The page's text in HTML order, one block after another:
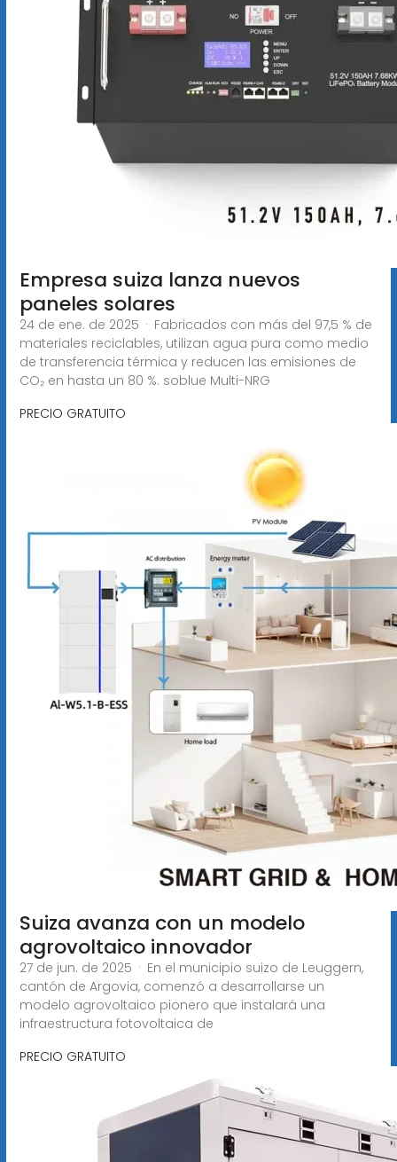
Empresa suiza lanza nuevos
paneles solares
24 de ene. de 2025 · Fabricados con más del 97,5 % de
materiales reciclables, utilizan agua pura como medio
de transferencia térmica y reducen las emisiones de
CO₂ en hasta un 80 %. soblue Multi-NRG
PRECIO GRATUITO
Suiza avanza con un modelo
agrovoltaico innovador
27 de jun. de 2025 · En el municipio suizo de Leuggern,
cantón de Argovia, comenzó a desarrollarse un
modelo agrovoltaico pionero que instalará una
infraestructura fotovoltaica de
PRECIO GRATUITO